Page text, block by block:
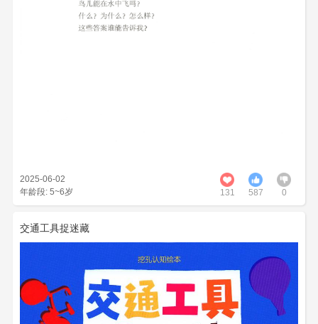
2025-06-02
年龄段: 5~6岁
131 587 0
交通工具捉迷藏